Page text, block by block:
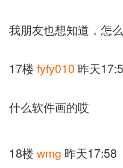
我朋友也想知道，怎
17楼 fyfy010 昨天
什么软件画的哎
18楼 wmg 昨天17:58